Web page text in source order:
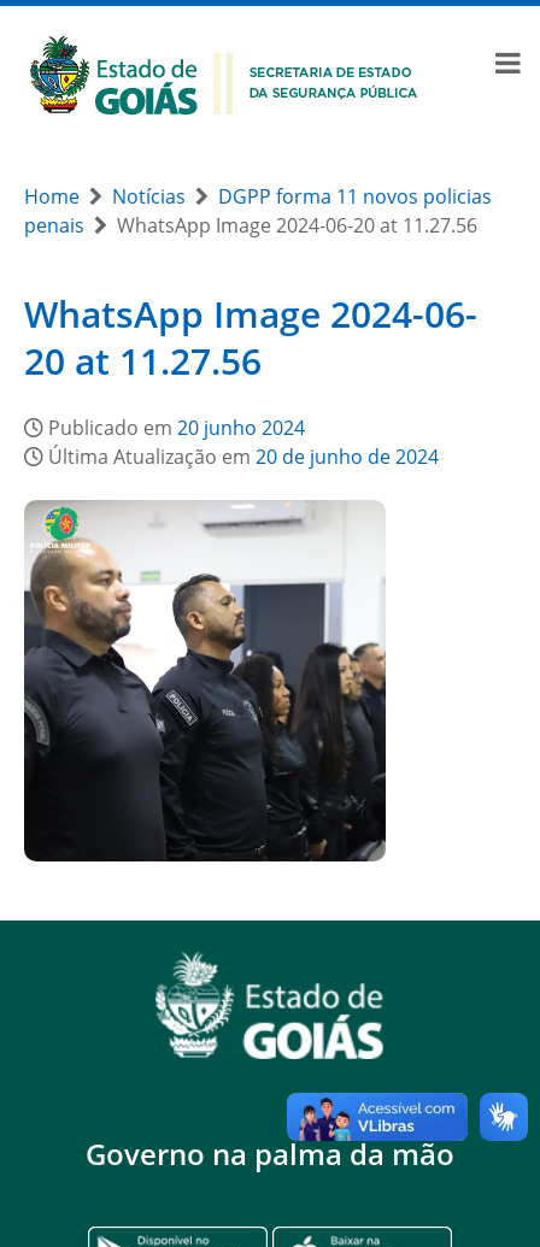
Home Notícias
DGPP forma 11 novos policias
penais
WhatsApp Image 2024-06-20 at 11.27.56
WhatsApp Image 2024-06-
20 at 11.27.56
Publicado em 20 junho 2024
Última Atualização em 20 de junho de 2024
Governo na palma da mão